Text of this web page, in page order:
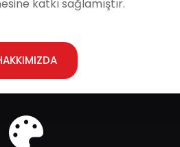
katkı sağlamıştır.